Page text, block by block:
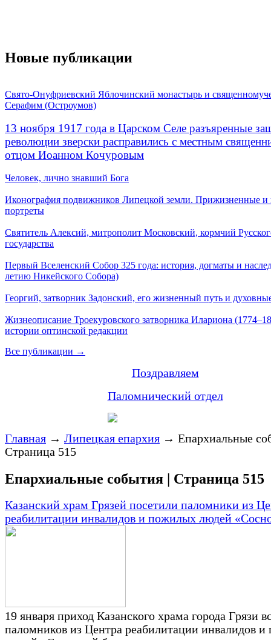
Новые публикации
Свято-Онуфриевский Яблочинский монастырь и
Серафим (Остроумов)
13 ноября 1917 года в Царском Селе разъяренные
революции зверски расправились с местным
отцом Иоанном Кочуровым
Человек, лично знавший Бога
Иконография подвижников Липецкой земли. Прижизненные и
портреты
Святитель Алексий, митрополит Московский, кормчий
государства
Первый Вселенский Собор 325 года: история, догматы и
летию Никейского Собора)
Георгий, затворник Задонский, его жизненный путь и
Жизнеописание Троекуровского затворника Илариона
истории оптинской редакции
Все публикации →
Поздравляем
Паломнический отдел
Главная → Липецкая епархия → Епархиальные
Страница 515
Епархиальные события | Страница 515
Казанский храм Грязей посетили паломники из
реабилитации инвалидов и пожилых людей
19 января приход Казанского храма города Грязи
паломников из Центра реабилитации инвалидов